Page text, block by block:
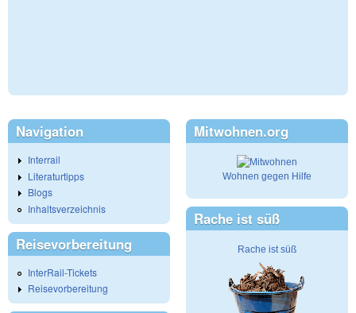
Navigation
Interrail
Literaturtipps
Blogs
Inhaltsverzeichnis
Reisevorbereitung
InterRail-Tickets
Reisevorbereitung
Mitwohnen.org
Wohnen gegen Hilfe
Rache ist süß
Rache ist süß